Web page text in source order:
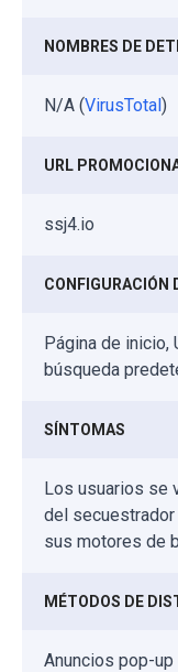
NOMBRES DE
N/A (VirusTotal)
URL
ssj4.io
CONFIGURACIÓN
Página de inicio,
búsqueda
SÍNTOMAS
Los usuarios se
del
sus motores de
MÉTODOS DE
Anuncios pop-